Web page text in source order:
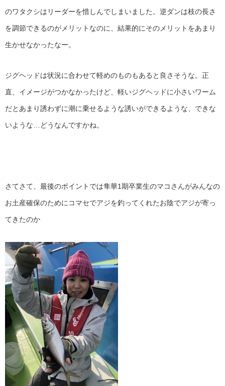
のワタクシはリーダーを惜しんでしまいました。逆ダンは枝の長さ
を調節できるのがメリットなのに、結果的にそのメリットをあまり
生かせなかったなー。
ジグヘッドは状況に合わせて軽めのものもあると良さそうな。正
直、イメージがつかなかったけど、軽いジグヘッドに小さいワーム
だとあまり誘わずに潮に乗せるような誘いができるような、できな
いような…どうなんですかね。
さてさて、最後のポイントでは隼華1期卒業生のマコさんがみんなの
お土産確保のためにコマセでアジを釣ってくれたお陰でアジが寄っ
てきたのか